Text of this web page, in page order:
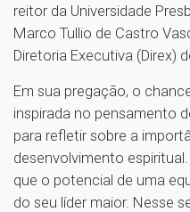
reitor da Universidade
Marco Tullio de Castro
Diretoria Executiva (Direx)
Em sua pregação, o
inspirada no pensamento
para refletir sobre a
desenvolvimento
que o potencial de uma
do seu líder maior. Nesse